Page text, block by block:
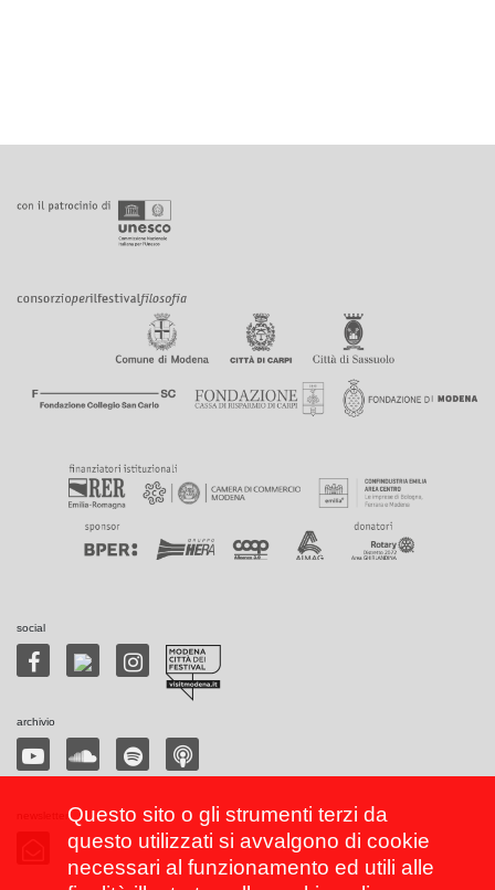
social
archivio
Questo sito o gli strumenti terzi da
questo utilizzati si avvalgono di cookie
necessari al funzionamento ed utili alle